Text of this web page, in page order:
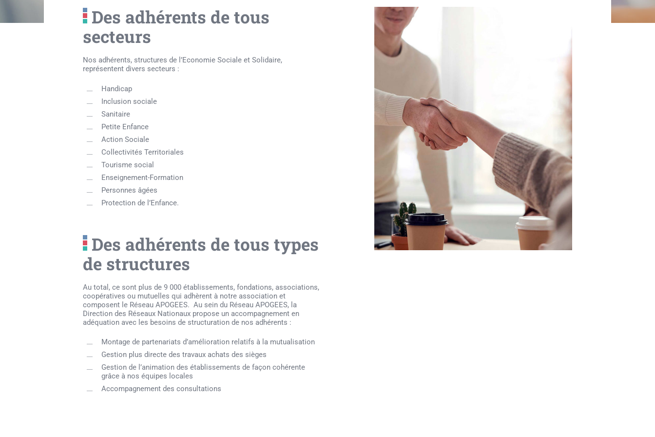
Des adhérents de tous
secteurs
Nos adhérents, structures de l’Economie Sociale et Solidaire,
représentent divers secteurs :
Handicap
Inclusion sociale
Sanitaire
Petite Enfance
Action Sociale
Collectivités Territoriales
Tourisme social
Enseignement-Formation
Personnes âgées
Protection de l’Enfance.
Des adhérents de tous types
de structures
Au total, ce sont plus de 9 000 établissements, fondations, associations,
coopératives ou mutuelles qui adhèrent à notre association et
composent le Réseau APOGEES. Au sein du Réseau APOGEES, la
Direction des Réseaux Nationaux propose un accompagnement en
adéquation avec les besoins de structuration de nos adhérents :
Montage de partenariats d’amélioration relatifs à la mutualisation
Gestion plus directe des travaux achats des sièges
Gestion de l’animation des établissements de façon cohérente
grâce à nos équipes locales
Accompagnement des consultations